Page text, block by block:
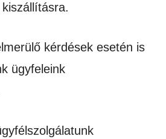
kérdések esetén is
ügyfeleink